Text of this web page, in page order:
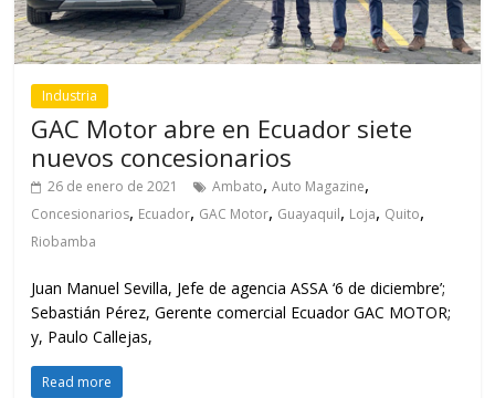
Industria
GAC Motor abre en Ecuador siete
nuevos concesionarios
26 de enero de 2021 Ambato,Auto Magazine,
Concesionarios, Ecuador, GAC Motor, Guayaquil, Loja, Quito,
Riobamba
Juan Manuel Sevilla, Jefe de agencia ASSA ‘6 de diciembre’;
Sebastián Pérez, Gerente comercial Ecuador GAC MOTOR;
y, Paulo Callejas,
Read more